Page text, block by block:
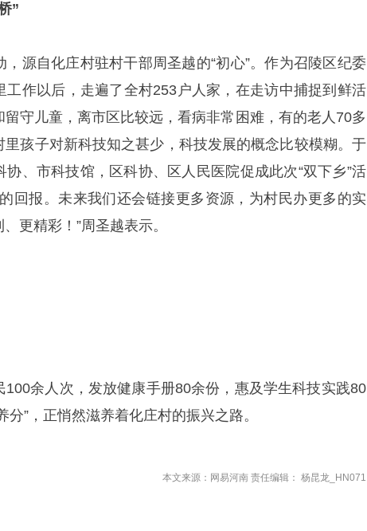
”
源自化庄村驻村干部周圣越的“初心”。作为召陵区纪委
工作以后，走遍了全村253户人家，在走访中捕捉到鲜活
守儿童，离市区比较远，看病非常困难，有的老人70多
孩子对新科技知之甚少，科技发展的概念比较模糊。于
、市科技馆，区科协、区人民医院促成此次“双下乡”活
回报。未来我们还会链接更多资源，为村民办更多的实
更精彩！”周圣越表示。
余人次，发放健康手册80余份，惠及学生科技实践80
分”，正悄然滋养着化庄村的振兴之路。
本文来源：网易河南 责任编辑： 杨昆龙_HN071